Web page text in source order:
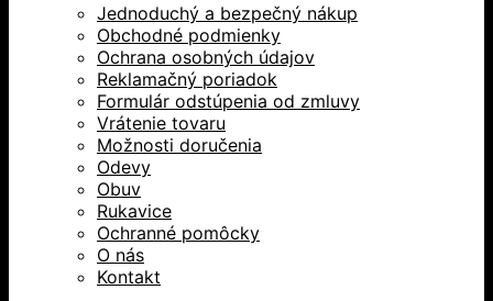
Jednoduchý a bezpečný nákup
Obchodné podmienky
Ochrana osobných údajov
Reklamačný poriadok
Formulár odstúpenia od zmluvy
Vrátenie tovaru
Možnosti doručenia
Odevy
Obuv
Rukavice
Ochranné pomôcky
O nás
Kontakt